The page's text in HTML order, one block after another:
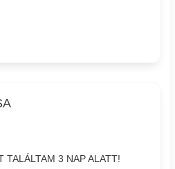
TALÁLTAM 3 NAP ALATT!